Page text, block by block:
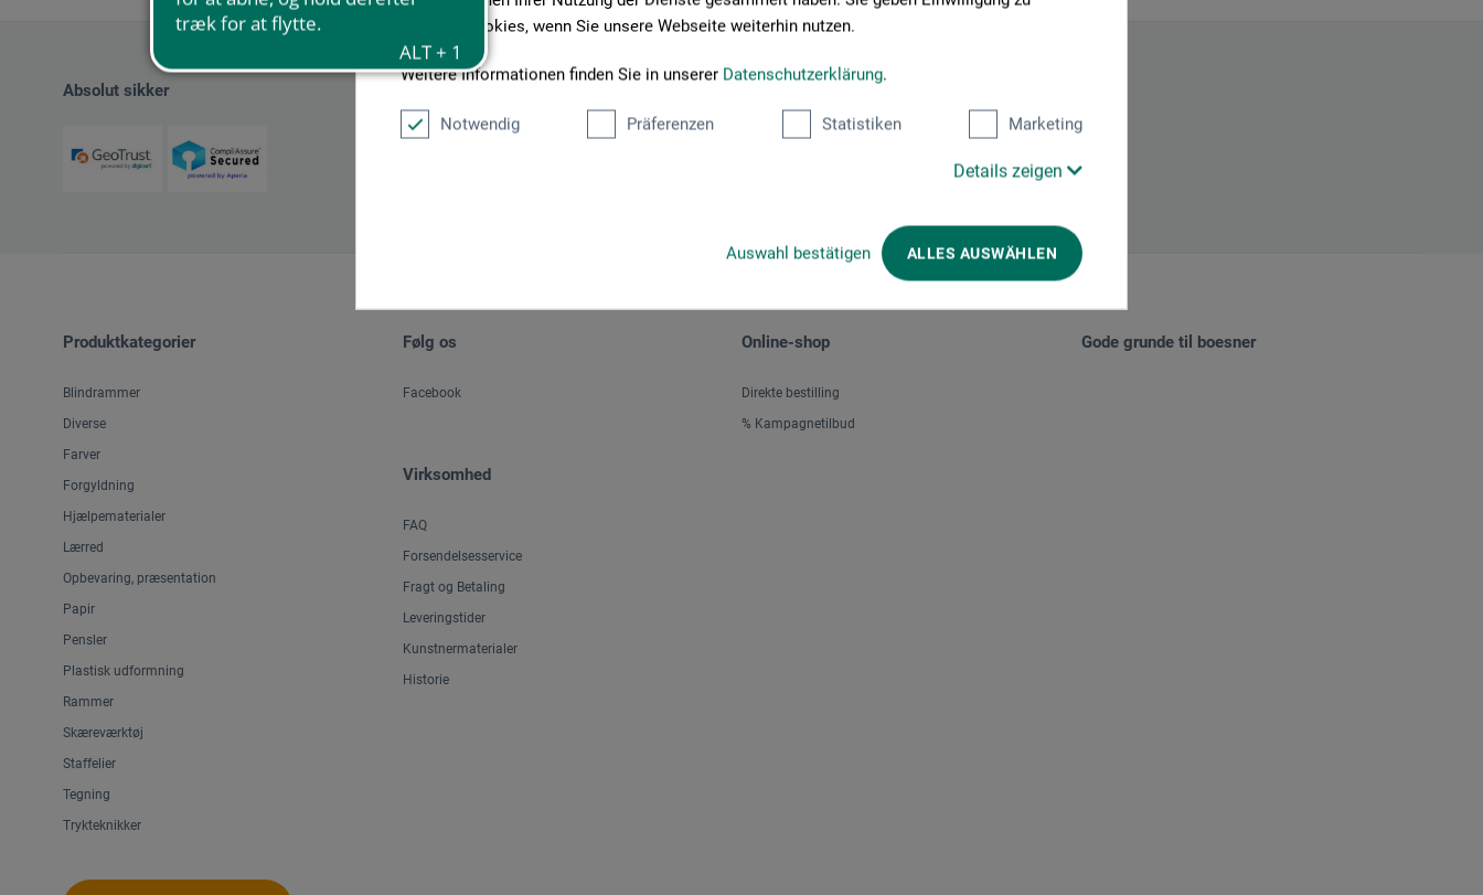
unseren Cookies, wenn Sie unsere Webseite weiterhin nutzen.
Weitere Informationen finden Sie in unserer Datenschutzerklärung.
Notwendig Präferenzen Statistiken Marketing
Details zeigen
Auswahl bestätigen ALLES AUSWÄHLEN
Absolut sikker
Produktkategorier
Blindrammer
Diverse
Farver
Forgyldning
Hjælpematerialer
Lærred
Opbevaring, præsentation
Papir
Pensler
Plastisk udformning
Rammer
Skæreværktøj
Staffelier
Tegning
Trykteknikker
Følg os
Facebook
Virksomhed
FAQ
Forsendelsesservice
Fragt og Betaling
Leveringstider
Kunstnermaterialer
Historie
Online-shop
Direkte bestilling
% Kampagnetilbud
Gode grunde til boesner